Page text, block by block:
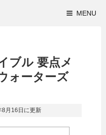
MENU
ブル 要点メ
ォーターズ
月16日 に更新